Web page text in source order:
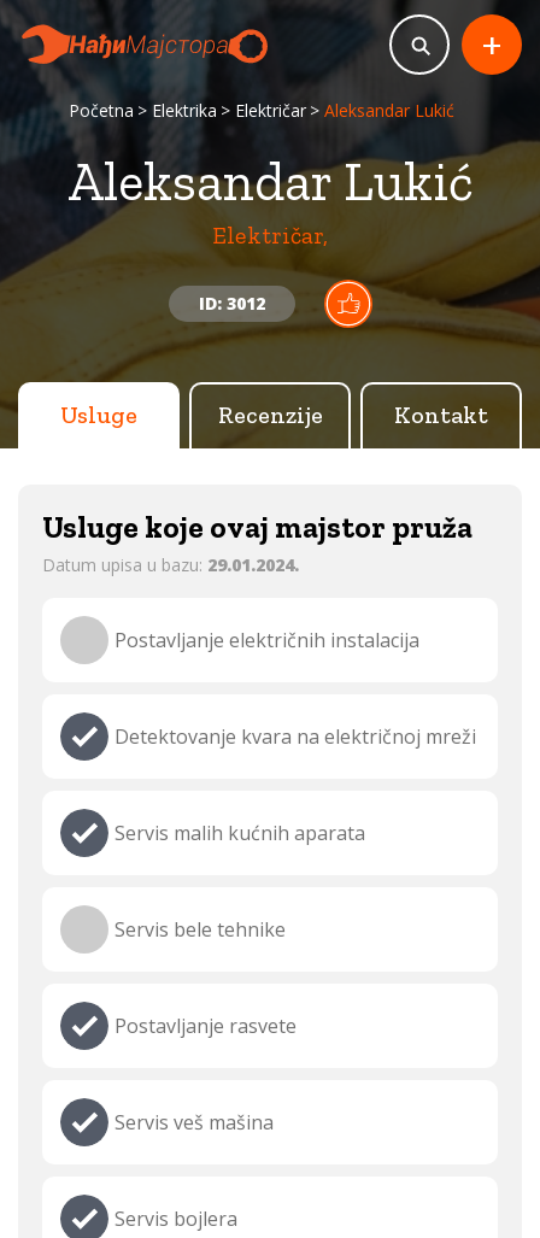
Početna Elektrika Električar Aleksandar Lukić
Aleksandar Lukić
Električar,
ID: 3012
+
Usluge Recenzije Kontakt
Usluge koje ovaj majstor pruža
Datum upisa u bazu: 29.01.2024.
Postavljanje električnih instalacija
Detektovanje kvara na električnoj mreži
Servis malih kućnih aparata
Servis bele tehnike
Postavljanje rasvete
Servis veš mašina
Servis bojlera